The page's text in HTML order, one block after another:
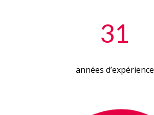
31
années d’expérience